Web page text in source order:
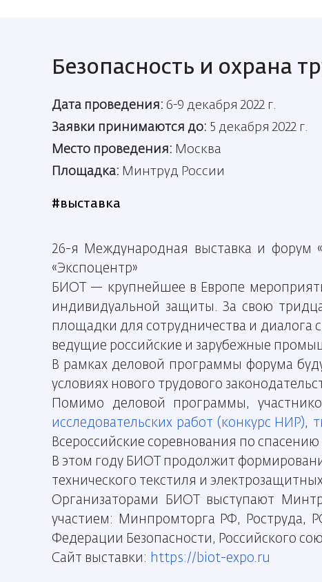
Безопасность и охрана
Дата проведения: 6-9 декабря 2022 г.
Заявки принимаются до: 5 декабря 2022 г.
Место проведения: Москва
Площадка: Минтруд России
#выставка
26-я Международная выставка и форум
«Экспоцентр»
БИОТ — крупнейшее в Европе
индивидуальной защиты. За свою
площадки для сотрудничества и
ведущие российские и зарубежные
В рамках деловой программы форума
условиях нового трудового
Помимо деловой программы,
исследовательских работ (конкурс НИР),
Всероссийские соревнования по
В этом году БИОТ продолжит
технического текстиля и
Организаторами БИОТ выступают
участием: Минпромторга РФ, Роструда,
Федерации Безопасности, Российского
Сайт выставки: https://biot-expo.ru